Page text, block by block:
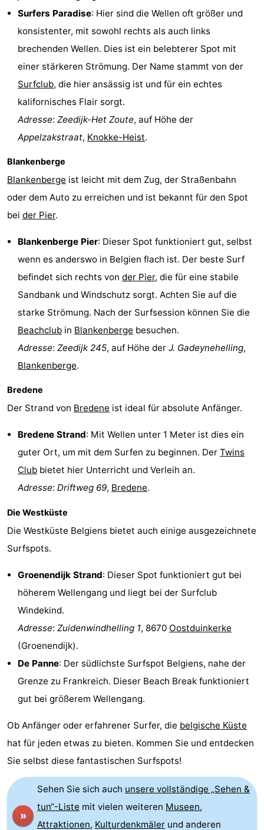
Surfers Paradise: Hier sind die Wellen oft größer und
konsistenter, mit sowohl rechts als auch links
brechenden Wellen. Dies ist ein belebterer Spot mit
einer stärkeren Strömung. Der Name stammt von der
Surfclub, die hier ansässig ist und für ein echtes
kalifornisches Flair sorgt.
Adresse: Zeedijk-Het Zoute, auf Höhe der
Appelzakstraat, Knokke-Heist.
Blankenberge
Blankenberge ist leicht mit dem Zug, der Straßenbahn
oder dem Auto zu erreichen und ist bekannt für den Spot
bei der Pier.
Blankenberge Pier: Dieser Spot funktioniert gut, selbst
wenn es anderswo in Belgien flach ist. Der beste Surf
befindet sich rechts von der Pier, die für eine stabile
Sandbank und Windschutz sorgt. Achten Sie auf die
starke Strömung. Nach der Surfsession können Sie die
Beachclub in Blankenberge besuchen.
Adresse: Zeedijk 245, auf Höhe der J. Gadeynehelling,
Blankenberge.
Bredene
Der Strand von Bredene ist ideal für absolute Anfänger.
Bredene Strand: Mit Wellen unter 1 Meter ist dies ein
guter Ort, um mit dem Surfen zu beginnen. Der Twins
Club bietet hier Unterricht und Verleih an.
Adresse: Driftweg 69, Bredene.
Die Westküste
Die Westküste Belgiens bietet auch einige ausgezeichnete
Surfspots.
Groenendijk Strand: Dieser Spot funktioniert gut bei
höherem Wellengang und liegt bei der Surfclub
Windekind.
Adresse: Zuidenwindhelling 1, 8670 Oostduinkerke
(Groenendijk).
De Panne: Der südlichste Surfspot Belgiens, nahe der
Grenze zu Frankreich. Dieser Beach Break funktioniert
gut bei größerem Wellengang.
Ob Anfänger oder erfahrener Surfer, die belgische Küste
hat für jeden etwas zu bieten. Kommen Sie und entdecken
Sie selbst diese fantastischen Surfspots!
»
Sehen Sie sich auch unsere vollständige „Sehen &
tun“-Liste mit vielen weiteren Museen,
Attraktionen, Kulturdenkmäler und anderen